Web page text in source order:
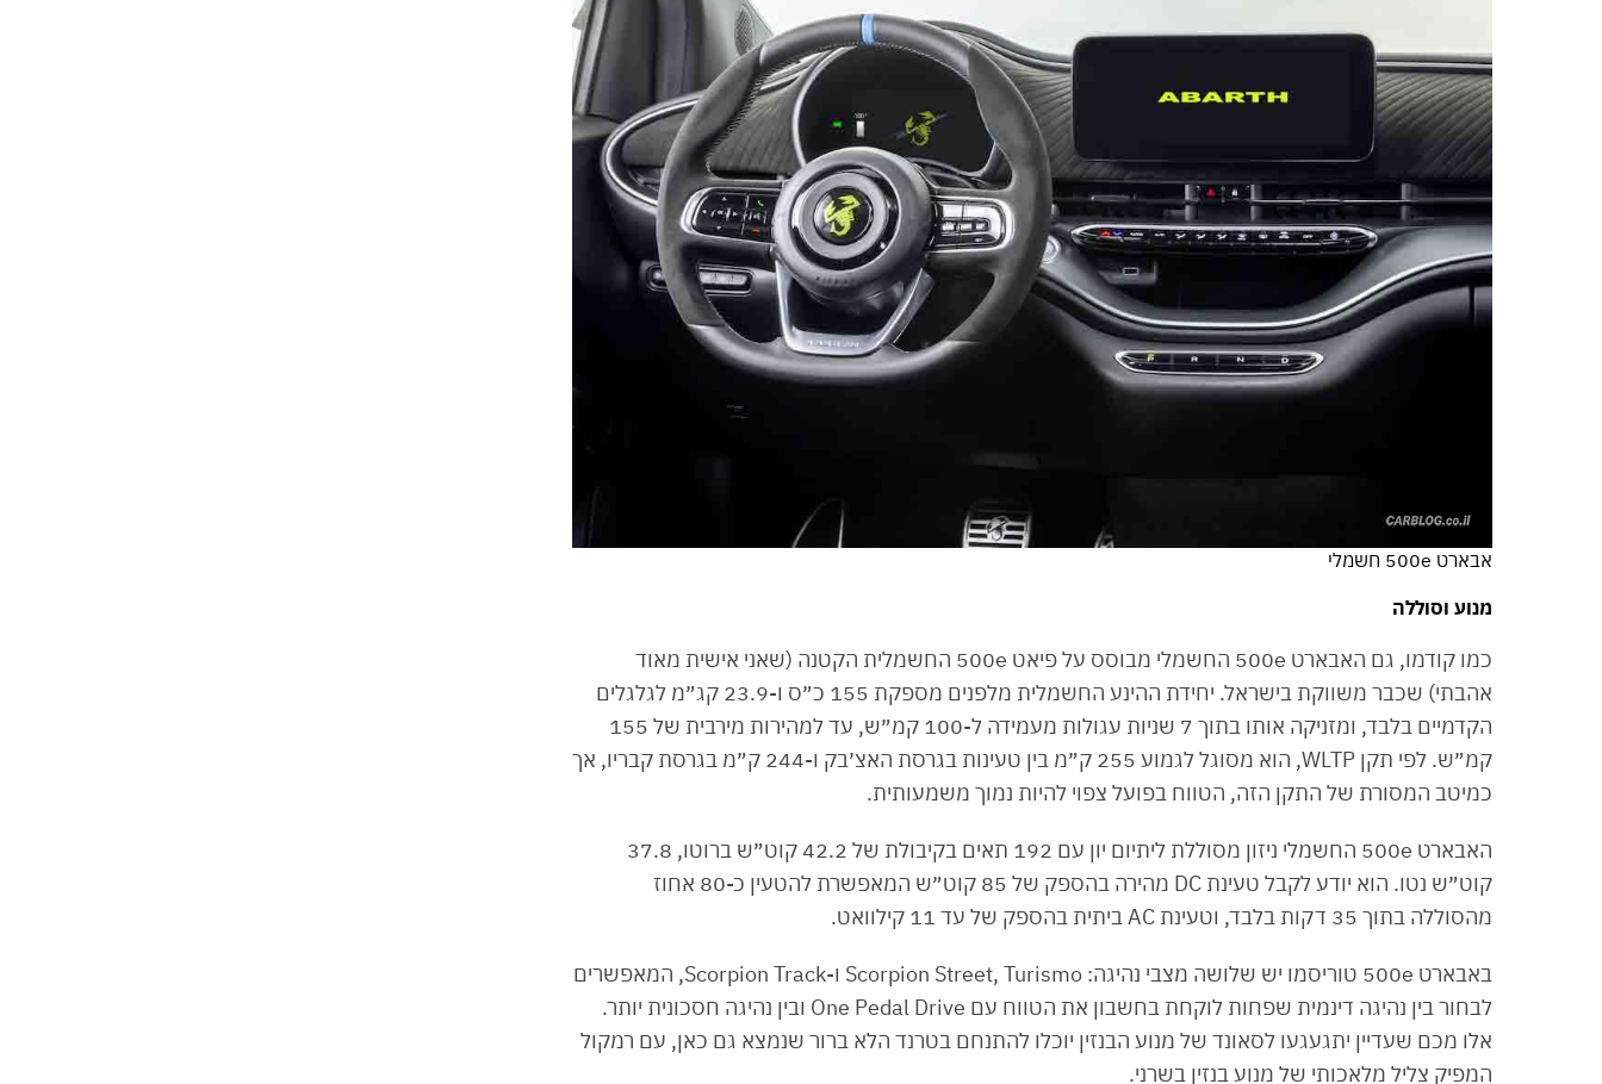
אבארט 500e חשמלי
מנוע וסוללה
כמו קודמו, גם האבארט 500e החשמלי מבוסס על פיאט 500e החשמלית הקטנה (שאני אישית מאוד
אהבתי) שכבר משווקת בישראל. יחידת ההינע החשמלית מלפנים מספקת 155 כ״ס ו-23.9 קג״מ לגלגלים
הקדמיים בלבד, ומזניקה אותו בתוך 7 שניות עגולות מעמידה ל-100 קמ״ש, עד למהירות מירבית של 155
קמ״ש. לפי תקן WLTP, הוא מסוגל לגמוע 255 ק״מ בין טעינות בגרסת האצ׳בק ו-244 ק״מ בגרסת קבריו, אך
כמיטב המסורת של התקן הזה, הטווח בפועל צפוי להיות נמוך משמעותית.
האבארט 500e החשמלי ניזון מסוללת ליתיום יון עם 192 תאים בקיבולת של 42.2 קוט״ש ברוטו, 37.8
קוט״ש נטו. הוא יודע לקבל טעינת DC מהירה בהספק של 85 קוט״ש המאפשרת להטעין כ-80 אחוז
מהסוללה בתוך 35 דקות בלבד, וטעינת AC ביתית בהספק של עד 11 קילוואט.
באבארט 500e טוריסמו יש שלושה מצבי נהיגה: Scorpion Street, Turismo ו-Scorpion Track, המאפשרים
לבחור בין נהיגה דינמית שפחות לוקחת בחשבון את הטווח עם One Pedal Drive ובין נהיגה חסכונית יותר.
אלו מכם שעדיין יתגעגעו לסאונד של מנוע הבנזין יוכלו להתנחם בטרנד הלא ברור שנמצא גם כאן, עם רמקול
המפיק צליל מלאכותי של מנוע בנזין בשרני.